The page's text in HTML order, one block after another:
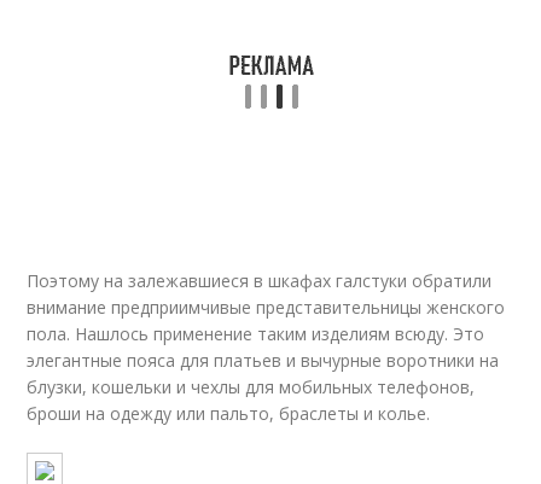
Поэтому на залежавшиеся в шкафах галстуки обратили
внимание предприимчивые представительницы женского
пола. Нашлось применение таким изделиям всюду. Это
элегантные пояса для платьев и вычурные воротники на
блузки, кошельки и чехлы для мобильных телефонов,
броши на одежду или пальто, браслеты и колье.